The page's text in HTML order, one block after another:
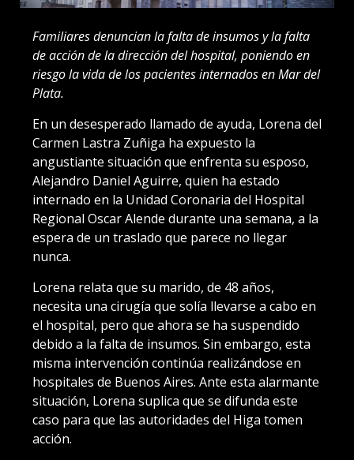
Familiares denuncian la falta de insumos y la falta
de acción de la dirección del hospital, poniendo en
riesgo la vida de los pacientes internados en Mar del
Plata.
En un desesperado llamado de ayuda, Lorena del
Carmen Lastra Zuñiga ha expuesto la
angustiante situación que enfrenta su esposo,
Alejandro Daniel Aguirre, quien ha estado
internado en la Unidad Coronaria del Hospital
Regional Oscar Alende durante una semana, a la
espera de un traslado que parece no llegar
nunca.
Lorena relata que su marido, de 48 años,
necesita una cirugía que solía llevarse a cabo en
el hospital, pero que ahora se ha suspendido
debido a la falta de insumos. Sin embargo, esta
misma intervención continúa realizándose en
hospitales de Buenos Aires. Ante esta alarmante
situación, Lorena suplica que se difunda este
caso para que las autoridades del Higa tomen
acción.